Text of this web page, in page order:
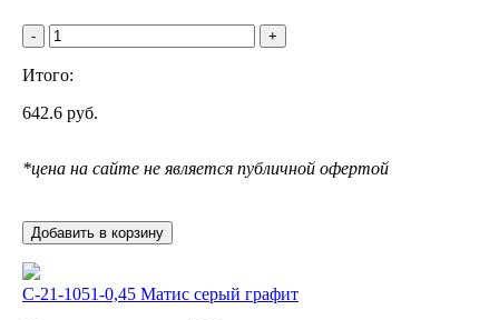
- +
Итого:
642.6 руб.
*цена на сайте не является публичной офертой
Добавить в корзину
С-21-1051-0,45 Матис серый графит